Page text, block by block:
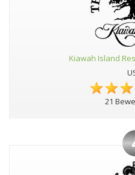
Kiawah Island
21